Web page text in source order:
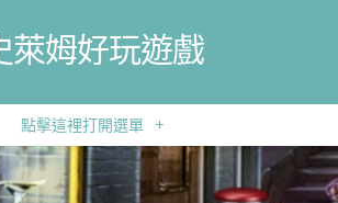
萊姆好玩遊戲
點擊這裡打開選單 +